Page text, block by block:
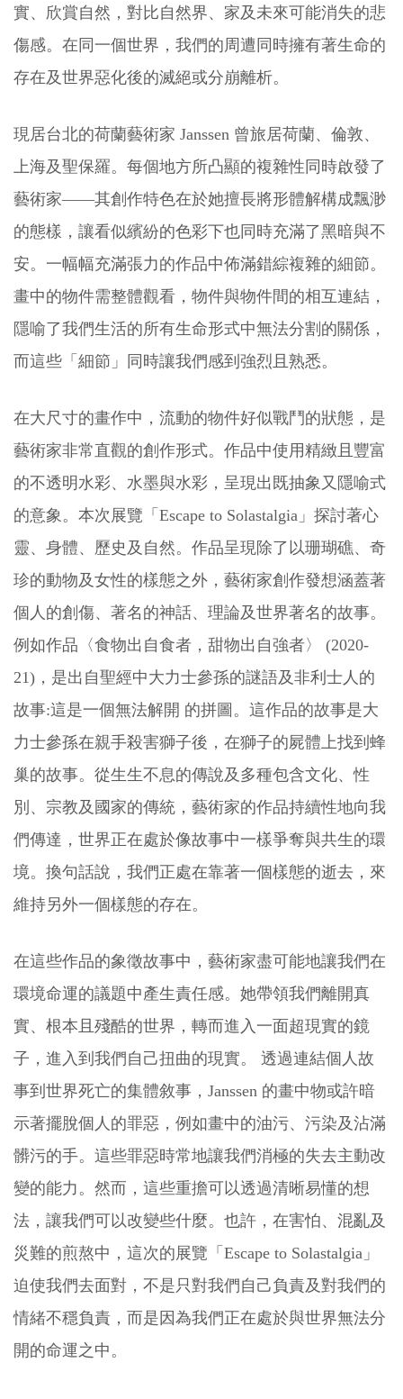
實、欣賞自然，對比自然界、家及未來可能消失的悲
傷感。在同一個世界，我們的周遭同時擁有著生命的
存在及世界惡化後的滅絕或分崩離析。
現居台北的荷蘭藝術家 Janssen 曾旅居荷蘭、倫敦、
上海及聖保羅。每個地方所凸顯的複雜性同時啟發了
藝術家——其創作特色在於她擅長將形體解構成飄渺
的態樣，讓看似繽紛的色彩下也同時充滿了黑暗與不
安。一幅幅充滿張力的作品中佈滿錯綜複雜的細節。
畫中的物件需整體觀看，物件與物件間的相互連結，
隱喻了我們生活的所有生命形式中無法分割的關係，
而這些「細節」同時讓我們感到強烈且熟悉。
在大尺寸的畫作中，流動的物件好似戰鬥的狀態，是
藝術家非常直觀的創作形式。作品中使用精緻且豐富
的不透明水彩、水墨與水彩，呈現出既抽象又隱喻式
的意象。本次展覽「Escape to Solastalgia」探討著心
靈、身體、歷史及自然。作品呈現除了以珊瑚礁、奇
珍的動物及女性的樣態之外，藝術家創作發想涵蓋著
個人的創傷、著名的神話、理論及世界著名的故事。
例如作品〈食物出自食者，甜物出自強者〉 (2020-
21)，是出自聖經中大力士參孫的謎語及非利士人的
故事:這是一個無法解開 的拼圖。這作品的故事是大
力士參孫在親手殺害獅子後，在獅子的屍體上找到蜂
巢的故事。從生生不息的傳說及多種包含文化、性
別、宗教及國家的傳統，藝術家的作品持續性地向我
們傳達，世界正在處於像故事中一樣爭奪與共生的環
境。換句話說，我們正處在靠著一個樣態的逝去，來
維持另外一個樣態的存在。
在這些作品的象徵故事中，藝術家盡可能地讓我們在
環境命運的議題中產生責任感。她帶領我們離開真
實、根本且殘酷的世界，轉而進入一面超現實的鏡
子，進入到我們自己扭曲的現實。 透過連結個人故
事到世界死亡的集體敘事，Janssen 的畫中物或許暗
示著擺脫個人的罪惡，例如畫中的油污、污染及沾滿
髒污的手。這些罪惡時常地讓我們消極的失去主動改
變的能力。然而，這些重擔可以透過清晰易懂的想
法，讓我們可以改變些什麼。也許，在害怕、混亂及
災難的煎熬中，這次的展覽「Escape to Solastalgia」
迫使我們去面對，不是只對我們自己負責及對我們的
情緒不穩負責，而是因為我們正在處於與世界無法分
開的命運之中。